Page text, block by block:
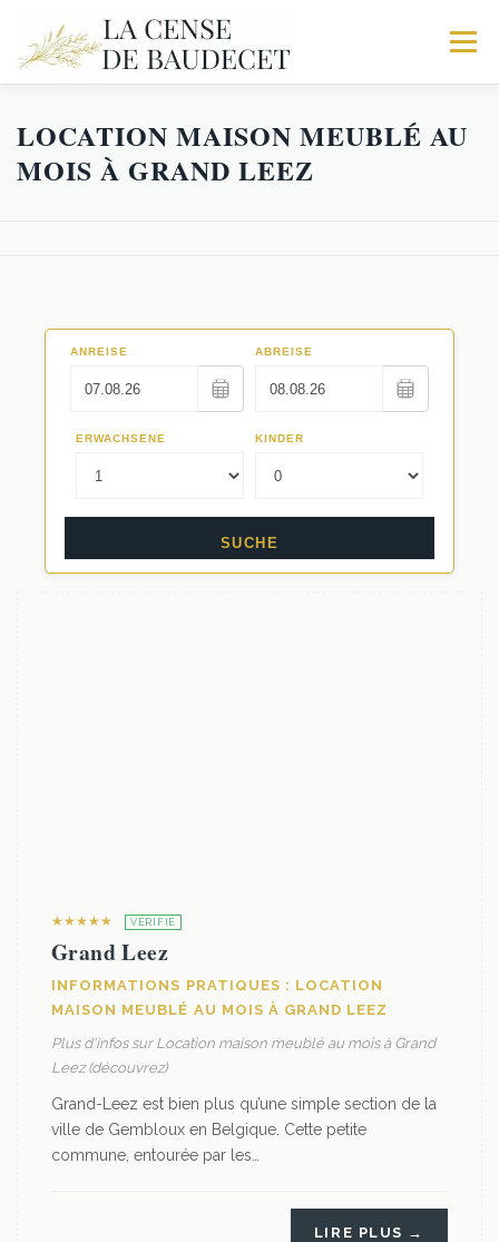
Menu
ACCUEIL NOS GITES
La Fabrique
Les Écuries
EXPÉRIENCES
Séminaires au Vert
Restaurants
LOCATION MAISON MEUBLÉ AU
MOIS À GRAND LEEZ
★★★★★ VÉRIFIÉ
Grand Leez
INFORMATIONS PRATIQUES : LOCATION
MAISON MEUBLÉ AU MOIS À GRAND LEEZ
Plus d'infos sur Location maison meublé au mois à Grand
Leez (découvrez)
Grand-Leez est bien plus qu’une simple section de la
ville de Gembloux en Belgique. Cette petite
commune, entourée par les…
LIRE PLUS →